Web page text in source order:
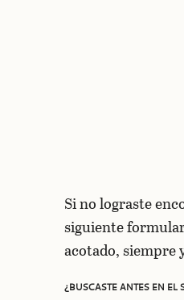
Si no lograste
siguiente
acotado, siempre
¿BUSCASTE ANTES EN EL